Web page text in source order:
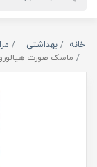
خانه بهداشتی
ماسک صورت هیالورونیک